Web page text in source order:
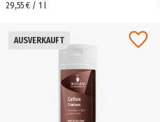
29,55 € / 1 l
AUSVERKAUFT